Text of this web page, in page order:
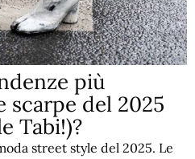
più
scarpe del 2025
Tabi!)?
street style del 2025. Le